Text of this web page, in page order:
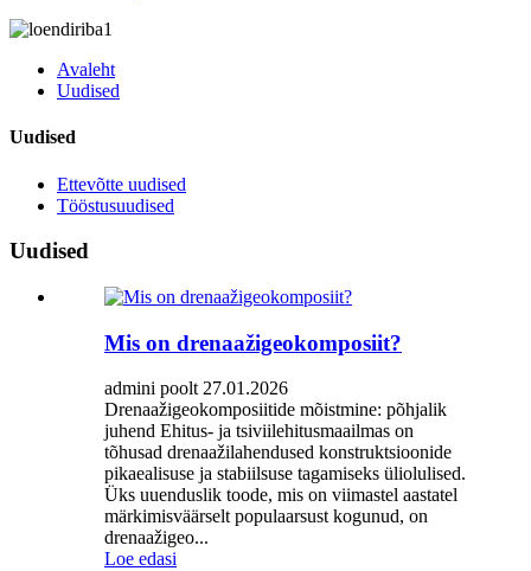
Avaleht
Uudised
Uudised
Ettevõtte uudised
Tööstusuudised
Uudised
Mis on drenaažigeokomposiit?
admini poolt 27.01.2026
Drenaažigeokomposiitide mõistmine: põhjalik
juhend Ehitus- ja tsiviilehitusmaailmas on
tõhusad drenaažilahendused konstruktsioonide
pikaealisuse ja stabiilsuse tagamiseks üliolulised.
Üks uuenduslik toode, mis on viimastel aastatel
märkimisväärselt populaarsust kogunud, on
drenaažigeo...
Loe edasi